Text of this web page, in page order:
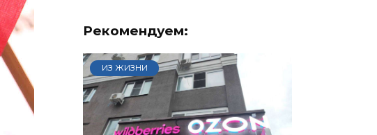
Рекомендуем:
ИЗ ЖИЗНИ